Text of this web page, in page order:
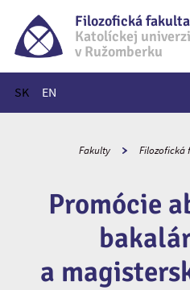
Filozofická fakulta
Katolíckej
v Ružomberku
SK EN
Hlavné menu
Fakulty Filozofická
Promócie
a